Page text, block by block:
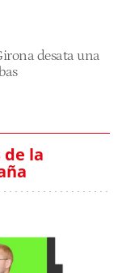
desata una
la